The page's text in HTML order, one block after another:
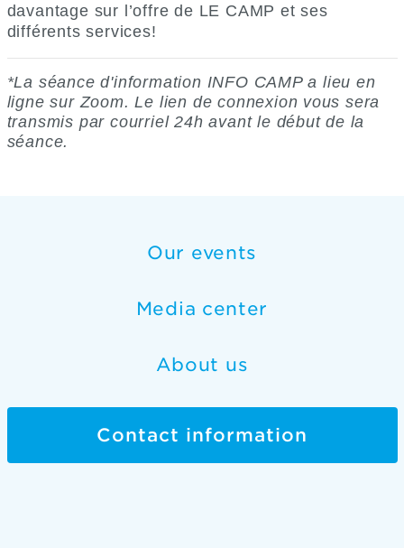
davantage sur l’offre de LE CAMP et ses
différents services!
*La séance d'information INFO CAMP a lieu en
ligne sur Zoom. Le lien de connexion vous sera
transmis par courriel 24h avant le début de la
séance.
Our events
Media center
About us
Contact information